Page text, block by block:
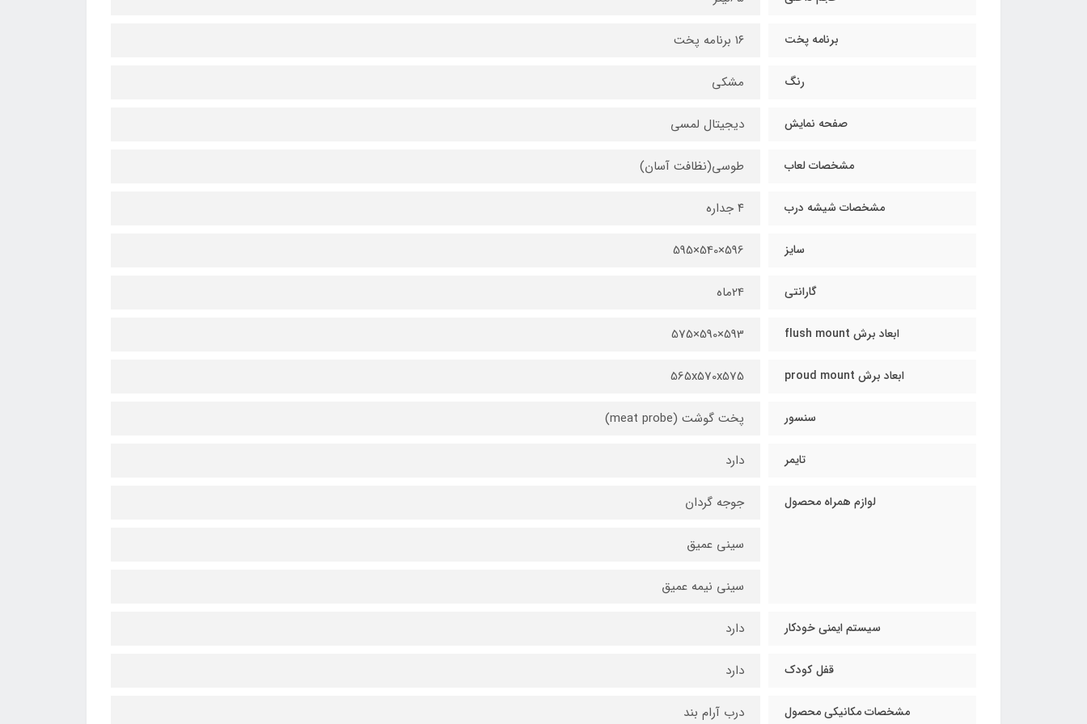
برنامه پخت ١٦ برنامه پخت
رنگ مشکی
صفحه نمایش ديجيتال لمسي
مشخصات لعاب طوسی(نظافت آسان)
مشخصات شيشه درب ٤ جداره
سایز 596×540×595
گارانتی 24ماه
ابعاد برش flush mount 593×590×575
ابعاد برش proud mount 565x570x575
سنسور پخت گوشت (meat probe)
تایمر دارد
لوازم همراه محصول جوجه گردان
سيني عميق
سيني نيمه عميق
سیستم ایمنی خودکار دارد
قفل كودك دارد
مشخصات مكانيكي محصول درب آرام بند